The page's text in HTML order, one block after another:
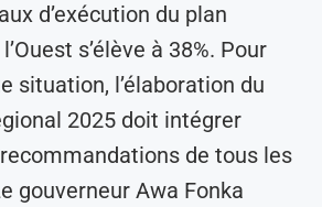
d’exécution du plan
s’élève à 38%. Pour
situation, l’élaboration du
2025 doit intégrer
de tous les
gouverneur Awa Fonka